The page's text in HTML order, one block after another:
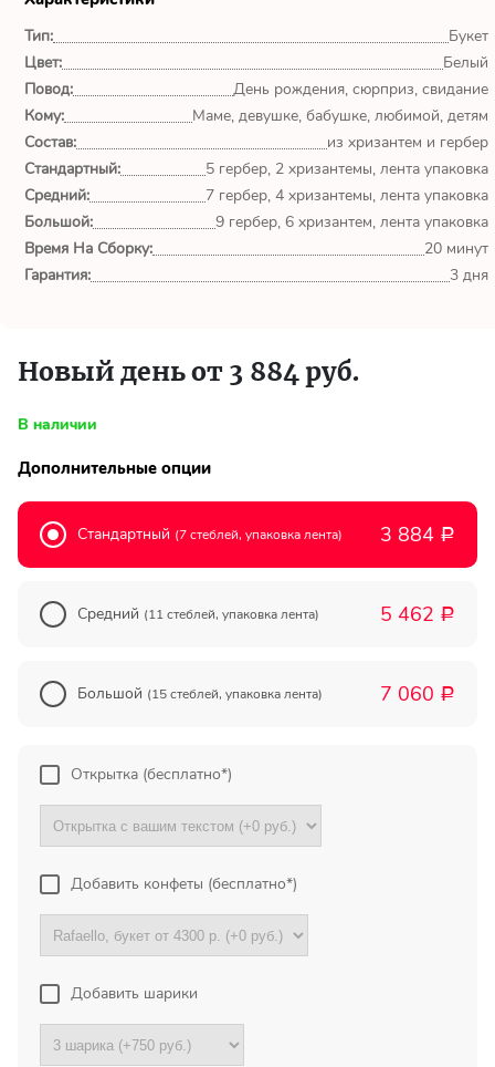
Тымовское,
world.ru, очень рада что
выбрала Вас. Букет
изумительный!
Ульяна
Тымовское,
Доставили букет маме
Виктор
Тымовское,
обл.
цена!
Тымовское,
выборе букета. Спасибо
вовремя. Остаюсь Вашим
клиентом!
Тамара
Нижегороская
область
Тип:
Букет
Цвет:
Белый
Повод:
День рождения, сюрприз, свидание
Кому:
Маме, девушке, бабушке, любимой, детям
Состав:
из хризантем и гербер
Стандартный:
5 гербер, 2 хризантемы, лента упаковка
Средний:
7 гербер, 4 хризантемы, лента упаковка
Большой:
9 гербер, 6 хризантем, лента упаковка
Время На Сборку:
20 минут
Гарантия:
3 дня
Новый день от 3 884 руб.
В наличии
Дополнительные опции
Стандартный (7 стеблей, упаковка лента) 3 884 Р
Средний (11 стеблей, упаковка лента) 5 462 Р
Большой (15 стеблей, упаковка лента) 7 060 Р
Открытка (бесплатно*)
Добавить конфеты (бесплатно*)
Добавить шарики